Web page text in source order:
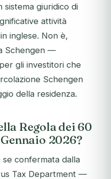
giuridico di
attività
inglese. Non è,
Schengen —
gli investitori che
Schengen
della residenza.
Regola dei 60
2026?
confermata dalla
Tax Department —